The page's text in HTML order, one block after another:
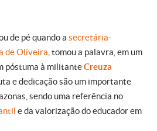
de pé quando a secretária-
de Oliveira , tomou a palavra, em um
póstuma à militanteCreuza
e dedicação são um importante
sendo uma referência no
e da valorização do educador em